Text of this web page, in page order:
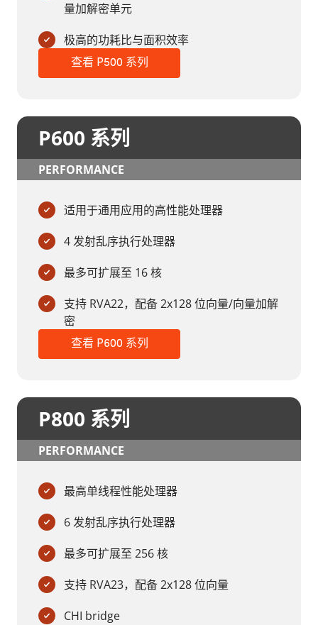
量加解密单元
极高的功耗比与面积效率
查看 P500 系列
P600 系列
PERFORMANCE
适用于通用应用的高性能处理器
4 发射乱序执行处理器
最多可扩展至 16 核
支持 RVA22，配备 2x128 位向量/向量加解
密
查看 P600 系列
P800 系列
PERFORMANCE
最高单线程性能处理器
6 发射乱序执行处理器
最多可扩展至 256 核
支持 RVA23，配备 2x128 位向量
CHI bridge